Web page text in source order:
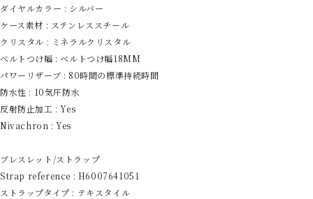
ダイヤルカラー : シルバー
ケース素材 : ステンレススチール
クリスタル : ミネラルクリスタル
ベルトつけ幅 : ベルトつけ幅18MM
パワーリザーブ : 80時間の標準持続時間
防水性 : 10気圧防水
反射防止加工 : Yes
Nivachron : Yes
ブレスレット/ストラップ
Strap reference : H6007641051
ストラップタイプ : テキスタイル